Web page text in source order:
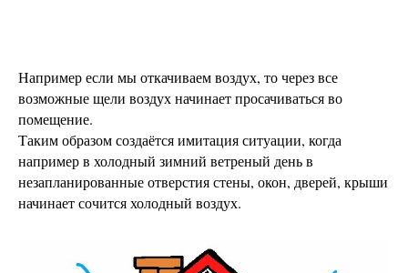
Например если мы откачиваем воздух, то через все
возможные щели воздух начинает просачиваться во
помещение.
Таким образом создаётся имитация ситуации, когда
например в холодный зимний ветреный день в
незапланированные отверстия стены, окон, дверей, крыши
начинает сочится холодный воздух.